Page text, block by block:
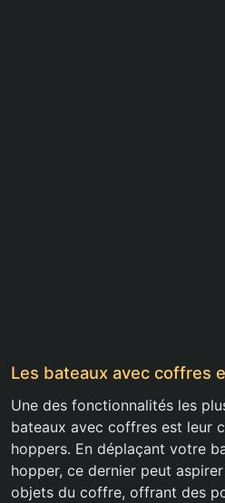
Les bateaux avec coffres
Une des fonctionnalités les
bateaux avec coffres est leur
hoppers. En déplaçant votre
hopper, ce dernier peut
objets du coffre, offrant des